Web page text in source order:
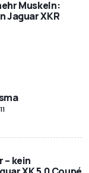
Muskeln:
Jaguar XKR
– kein